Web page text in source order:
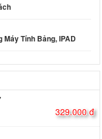
Tính Bảng, IPAD
329.000 đ